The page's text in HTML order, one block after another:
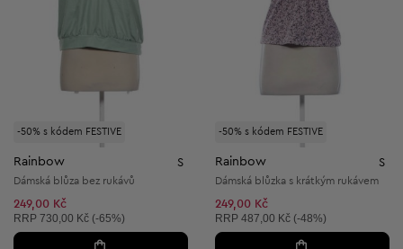
-50% s kódem FESTIVE
Rainbow S
Dámská blůza bez rukávů
249,00 Kč
Doporučená cena:
RRP 730,00 Kč (-65%)
-50% s kódem FESTIVE
Rainbow S
Dámská blůzka s krátkým rukávem
249,00 Kč
Doporučená cena:
RRP 487,00 Kč (-48%)